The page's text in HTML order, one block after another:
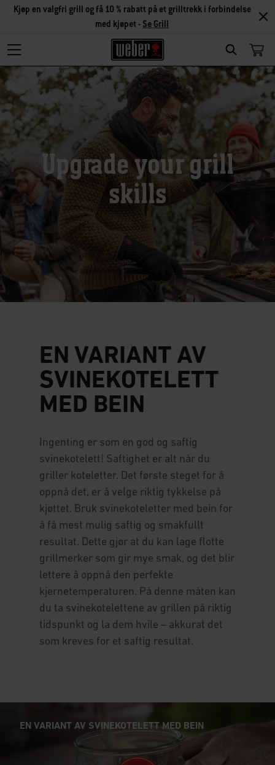
Search
Kjøp en valgfri grill og få 10 % rabatt på et grilltrekk i forbindelse
med kjøpet - Se Grill
Upgrade your grill
skills
EN VARIANT AV
SVINEKOTELETT
MED BEIN
Ingenting er som en god og saftig
svinekotelett! Saftighet er alt når du
griller koteletter. Det første steget for å
oppnå det, er å velge riktig tykkelse på
kjøttet. Bruk svinekoteletter med bein for
å få mest mulig saftig og smakfullt
resultat. Dette gjør at du kan lage flotte
grillmerker som gir mye smak, og det blir
lettere å oppnå den perfekte
kjernetemperaturen. På denne måten kan
du ta svinekotelettene av grillen på riktig
tidspunkt og la dem hvile – akkurat det
som kreves for et saftig resultat.
EN VARIANT AV SVINEKOTELETT MED BEIN